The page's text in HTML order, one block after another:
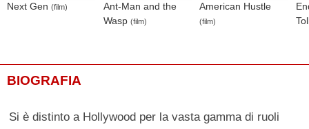
Next Gen (film)
Ant-Man and the
Wasp (film)
American Hustle
(film)
BIOGRAFIA
Si è distinto a Hollywood per la vasta gamma di ruoli